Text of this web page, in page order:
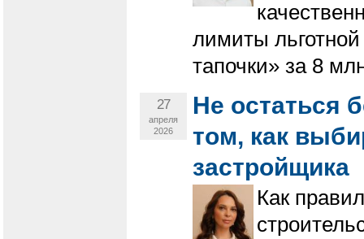
лимиты
тапочки» за 8
27
апреля
2026
Не остаться
том, как
застройщика
Как